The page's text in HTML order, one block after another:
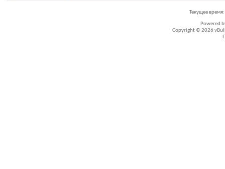
Текущее время:
Powered
Copyright © 2026